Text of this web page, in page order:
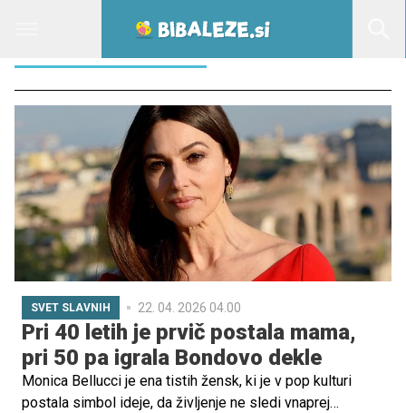
MONICA BELLUCCI
SVET SLAVNIH 22. 04. 2026 04.00
Pri 40 letih je prvič postala mama,
pri 50 pa igrala Bondovo dekle
Monica Bellucci je ena tistih žensk, ki je v pop kulturi
postala simbol ideje, da življenje ne sledi vnaprej